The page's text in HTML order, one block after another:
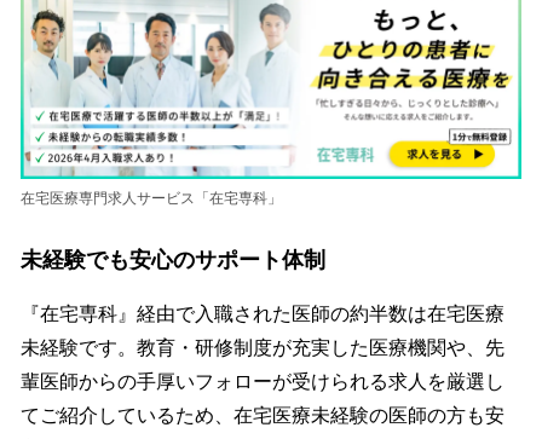
在宅医療専門求人サービス「在宅専科」
未経験でも安心のサポート体制
『在宅専科』経由で入職された医師の約半数は在宅医療
未経験です。教育・研修制度が充実した医療機関や、先
輩医師からの手厚いフォローが受けられる求人を厳選し
てご紹介しているため、在宅医療未経験の医師の方も安